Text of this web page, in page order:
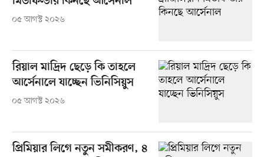
০৫ আগস্ট ২০২৬
রিয়াল মাদ্রিদ ছেড়ে কি তাহলে
আর্সেনালে যাচ্ছেন ভিনিসিয়ুস
০৫ আগস্ট ২০২৬
প্রিমিয়ার লিগে নতুন সমীকরণ, ৪